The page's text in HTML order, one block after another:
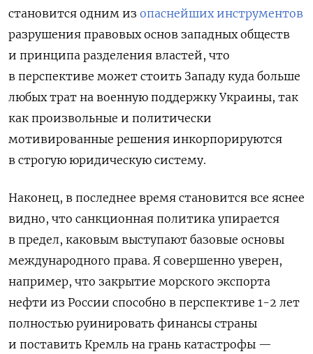
становится одним из опаснейших инструментов
разрушения правовых основ западных обществ
и принципа разделения властей, что
в перспективе может стоить Западу куда больше
любых трат на военную поддержку Украины, так
как произвольные и политически
мотивированные решения инкорпорируются
в строгую юридическую систему.
Наконец, в последнее время становится все яснее
видно, что санкционная политика упирается
в предел, каковым выступают базовые основы
международного права. Я совершенно уверен,
например, что закрытие морского экспорта
нефти из России способно в перспективе 1-2 лет
полностью руинировать финансы страны
и поставить Кремль на грань катастрофы —